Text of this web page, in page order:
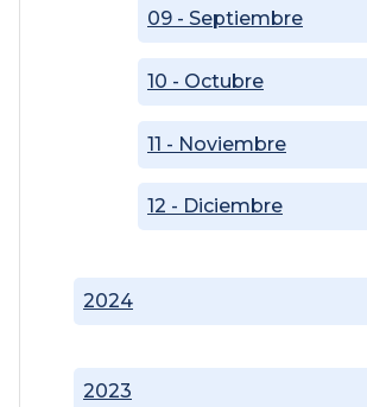
2023
2024
09 - Septiembre
10 - Octubre
11 - Noviembre
12 - Diciembre